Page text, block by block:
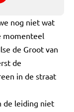
nog niet wat
momenteel
de Groot van
de
in de straat
de leiding niet